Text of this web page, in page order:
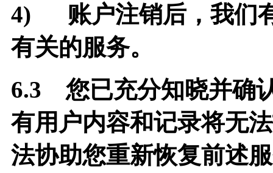
4) 账户注销后，我们
有关的服务。
6.3 您已充分知晓并确
有用户内容和记录将无
法协助您重新恢复前述